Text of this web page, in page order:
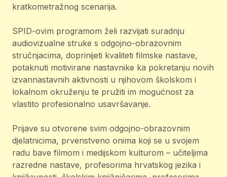
kratkometražnog scenarija.
SPID-ovim programom želi razvijati suradnju
audiovizualne struke s odgojno-obrazovnim
stručnjacima, doprinijeti kvaliteti filmske nastave,
potaknuti motivirane nastavnike ka pokretanju novih
izvannastavnih aktivnosti u njihovom školskom i
lokalnom okruženju te pružiti im mogućnost za
vlastito profesionalno usavršavanje.
Prijave su otvorene svim odgojno-obrazovnim
djelatnicima, prvenstveno onima koji se u svojem
radu bave filmom i medijskom kulturom – učiteljima
razredne nastave, profesorima hrvatskog jezika i